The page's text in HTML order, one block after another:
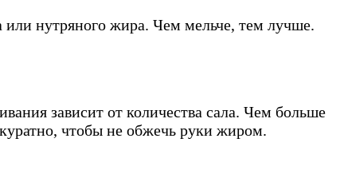
или нутряного жира. Чем мельче, тем лучше.
зависит от количества сала. Чем больше
чтобы не обжечь руки жиром.